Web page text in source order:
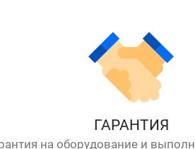
ГАРАНТИЯ
на оборудование и